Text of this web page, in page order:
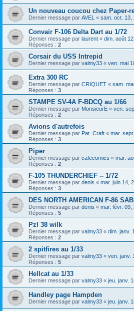
Un nouveau coucou chez Paper-
Dernier message par AVEL « sam. oct. 13,
Convair F-106 Delta Dart au 1/72
Dernier message par laurent « dim. août
Réponses : 2
Corsair du USS Intrepid
Dernier message par valmy33 « ven. mai
Extra 300 RC
Dernier message par CRIQUET « sam.
Réponses : 3
STAMPE SV-4A F-BDCQ au 1/66
Dernier message par MonsieurE « ven.
Réponses : 2
Avions d'autrefois
Dernier message par Pat_Craft « mar.
Réponses : 3
Piper
Dernier message par cafecomics « mar.
Réponses : 2
F-105 THUNDERCHIEF -- 1/72
Dernier message par denis « mar. juin 14,
Réponses : 3
DES NORTH AMERICAN F-86
Dernier message par denis « mar. févr. 09,
Réponses : 5
Pzl 38 wilk
Dernier message par valmy33 « dim. janv.
Réponses : 2
2 spitfires au 1/33
Dernier message par valmy33 « ven. janv.
Réponses : 5
Hellcat au 1/33
Dernier message par valmy33 « jeu. janv.
Handley page Hampden
Dernier message par valmy33 « jeu. janv.